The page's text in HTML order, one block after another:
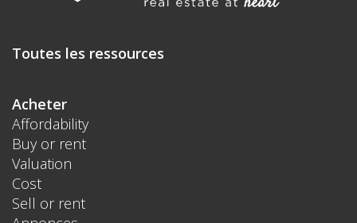
Toutes les ressources
Acheter
Affordability
Buy or rent
Valuation
Cost
Sell or rent